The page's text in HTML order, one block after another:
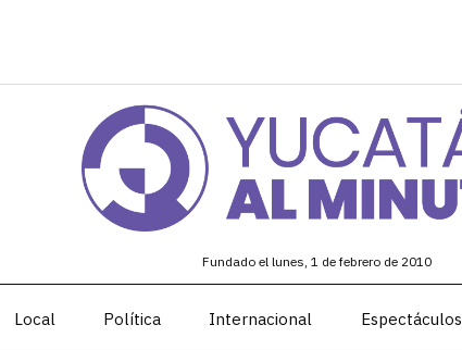
Fundado el lunes, 1 de febrero de 2010
Local Política Internacional Espectáculos